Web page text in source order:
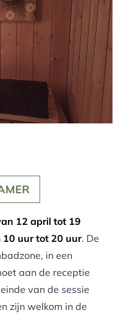
12 april tot 19
10 uur tot 20 uur. De
in een
aan de receptie
van de sessie
zijn welkom in de